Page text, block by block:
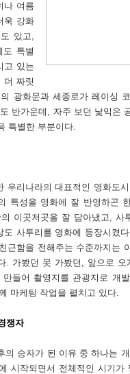
나 여름
욱 강화
있고,
도 특별
고 있는
더 짜릿
광화문과 세종로가 레이싱
반가운데, 자주 보던 낯익은
특별한 부분이다.
우리나라의 대표적인 영화도
특성을 영화에 잘 반영하곤
이곳저곳을 잘 담아냈고, 사
사투리를 영화에 등장시켰
근함을 전해주는 수준까지는
. 가봤던 못 가봤던, 앞으로
들어 촬영지를 관광지로 개
마케팅 작업을 펼치고 있다.
쟁자
승자가 된 이유 중 하나는
시작되면서 전체적인 시기가